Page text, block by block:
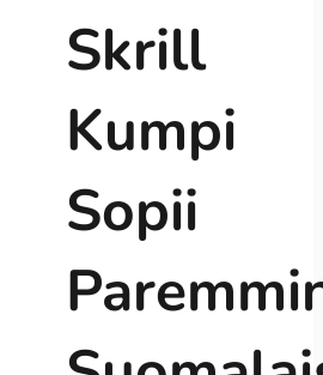
Skrill
Kumpi
Sopii